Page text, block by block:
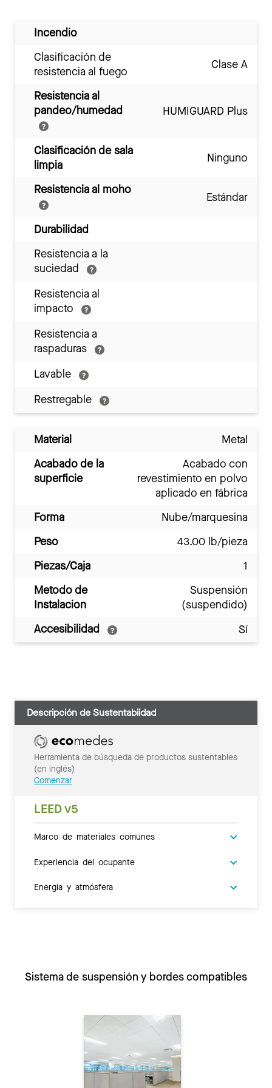
Incendio
Clasificación de
resistencia al fuego
Clase A
Resistencia al
pandeo/humedad
HUMIGUARD Plus
Clasificación de sala
limpia
Ninguno
Resistencia al moho
Estándar
Durabilidad
Resistencia a la
suciedad
Resistencia al
impacto
Resistencia a
raspaduras
Lavable
Restregable
Material
Metal
Acabado de la
superficie
Acabado con
revestimiento en polvo
aplicado en fábrica
Forma
Nube/marquesina
Peso
43.00 lb/pieza
Piezas/Caja
1
Metodo de
Instalacion
Suspensión
(suspendido)
Accesibilidad
Sí
Descripción de Sustentabiidad
Herramienta de búsqueda de productos sustentables
(en inglés)
Comenzar
LEED v5
Marco de materiales comunes
Experiencia del ocupante
Energía y atmósfera
Sistema de suspensión y bordes compatibles